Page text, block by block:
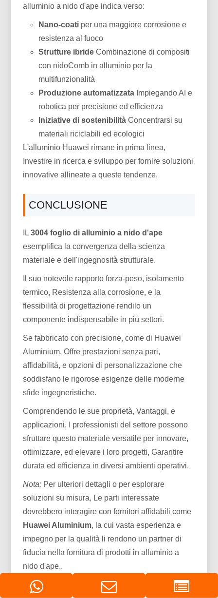
alluminio a nido d'ape indica verso:
Nano-coati per una maggiore corrosione e
resistenza al fuoco
Strutture ibride Combinazione di compositi
con nidoComb in alluminio per la
multifunzionalità
Produzione automatizzata Impiegando AI e
robotica per precisione ed efficienza
Iniziative di sostenibilità Concentrarsi su
materiali riciclabili ed ecologici
L'alluminio Huawei rimane in prima linea,
Investire in ricerca e sviluppo per fornire soluzioni
innovative allineate a queste tendenze.
CONCLUSIONE
IL3004 foglio di alluminio a nido d'ape
esemplifica la convergenza della scienza
materiale e dell'ingegnosità strutturale.
Il suo notevole rapporto forza-peso, isolamento
termico, Resistenza alla corrosione, e la
flessibilità di progettazione rendilo un
componente indispensabile in più settori.
Se fabbricato con precisione, come di Huawei
Aluminium, Offre prestazioni senza pari,
affidabilità, e opzioni di personalizzazione che
soddisfano le rigorose esigenze delle moderne
sfide ingegneristiche.
Comprendendo le sue proprietà, Vantaggi, e
applicazioni, I professionisti del settore possono
sfruttare questo materiale versatile per innovare,
ottimizzare, ed elevare i loro progetti, Garantire
durata ed efficienza in diversi ambienti operativi.
Nota: Per ulteriori dettagli o per esplorare
soluzioni su misura, Le parti interessate
dovrebbero interagire con fornitori affidabili come
Huawei Aluminium, la cui vasta esperienza e
impegno per la qualità li rendono un partner di
fiducia nella fornitura di prodotti in alluminio a
nido d'ape..
Download PDF： Scaricamento